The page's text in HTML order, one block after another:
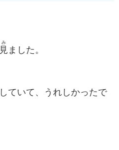
見
み
ました。
していて、うれしかったで